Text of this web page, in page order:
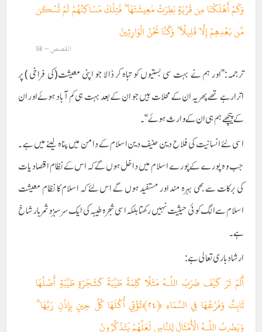
وَكَمْ أَهْلَكْنَا مِن قَرْيَةٍ بَطِرَتْ مَعِيشَتَهَا ۖ فَتِلْكَ مَسَاكِنُهُمْ لَمْ تُسْكَن
مِّن بَعْدِهِمْ إِلَّا قَلِيلًا ۖ وَكُنَّا نَحْنُ الْوَارِثِينَ
القصص – 58
ترجمہ:’’اور ہم نے بہت سی بستیوں کو تباہ کر ڈالا جو اپنی معیشت(کی فراخی ) پر
اترارہے تھے پھر یہ ان کے محلات ہیں جو ان کے بعد بہت ہی کم آباد ہوئے اور ان
کے پیچھے ہم ہی ان کے وارث ہوئے ‘‘۔
اسی لئے انسانیت کی فلاح دین حنیف دین اسلام کے دامن میں پناہ لینے میں ہے ۔
جب وہ پورے کے پورے اسلام میں داخل ہوں گے کہ اس کے نظام اقتصاد یات
کی برکات سے بھی بہرہ مند اور مستفید ہوں گے اس لئے کہ اسلام کا نظام معیشت
اسلام سے الگ کوئی حیثیت نہیں رکھتا بلکہ اسی شجرہ طیبہ کی ایک سرسبز و ثمر بار شاخ
ہے ۔
ارشاد باری تعالی ہے :
أَلَمْ تَرَ كَيْفَ ضَرَبَ اللَّـهُ مَثَلًا كَلِمَةً طَيِّبَةً كَشَجَرَةٍ طَيِّبَةٍ أَصْلُهَا
ثَابِتٌ وَفَرْعُهَا فِي السَّمَاءِ ﴿٢٤﴾تُؤْتِي أُكُلَهَا كُلَّ حِينٍ بِإِذْنِ رَبِّهَا ۗ
وَيَضْرِبُ اللَّـهُ الْأَمْثَالَ لِلنَّاسِ لَعَلَّهُمْ يَتَذَكَّرُونَ